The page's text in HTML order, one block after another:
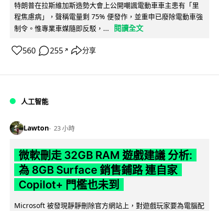
特朗普在拉斯維加斯造勢大會上公開嘲諷電動車車主患有「里
程焦慮病」，聲稱電量剩 75% 便發作，並重申已廢除電動車強
制令。惟專業車媒隨即反駁，...
閱讀全文
560 255 ↗ 分享
人工智能
Lawton 23 小時
微軟刪走 32GB RAM 遊戲建議 分析:
為 8GB Surface 銷售鋪路 連自家
Copilot+ 門檻也未到
Microsoft 被發現靜靜刪除官方網站上，對遊戲玩家要為電腦配